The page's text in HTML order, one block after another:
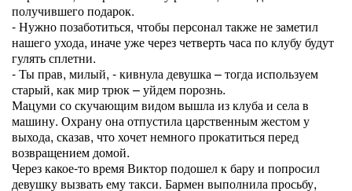
получившего подарок.
- Нужно позаботиться, чтобы персонал также не заметил
нашего ухода, иначе уже через четверть часа по клубу будут
гулять сплетни.
- Ты прав, милый, - кивнула девушка – тогда используем
старый, как мир трюк – уйдем порознь.
Мацуми со скучающим видом вышла из клуба и села в
машину. Охрану она отпустила царственным жестом у
выхода, сказав, что хочет немного прокатиться перед
возвращением домой.
Через какое-то время Виктор подошел к бару и попросил
девушку вызвать ему такси. Бармен выполнила просьбу,